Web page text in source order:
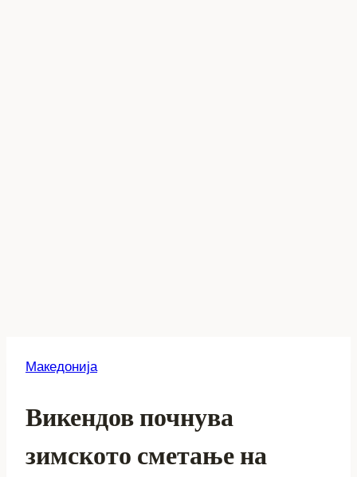
Македонија
Викендов почнува
зимското сметање на